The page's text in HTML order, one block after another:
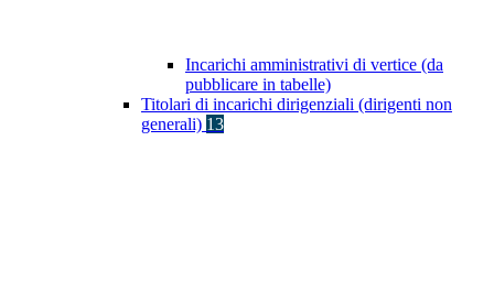
Incarichi amministrativi di vertice (da
pubblicare in tabelle)
Titolari di incarichi dirigenziali (dirigenti non
generali) 13